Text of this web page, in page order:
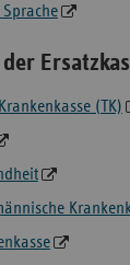
Sprache
(TK)